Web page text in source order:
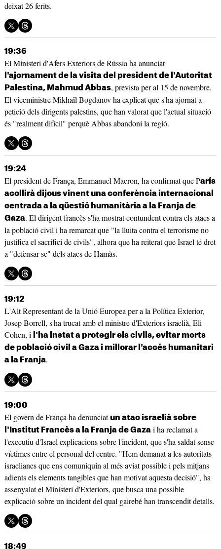
deixat 26 ferits.
19:36
El Ministeri d'Afers Exteriors de Rússia ha anunciat
l'ajornament de la visita del president de l'Autoritat
Palestina, Mahmud Abbas, prevista per al 15 de novembre.
El viceministre Mikhaïl Bogdanov ha explicat que s'ha ajornat a
petició dels dirigents palestins, que han valorat que l'actual situació
és "realment difícil" perquè Abbas abandoni la regió.
19:24
El president de França, Emmanuel Macron, ha confirmat que París
acollirà dijous vinent una conferència internacional
centrada a la qüestió humanitària a la Franja de
Gaza. El dirigent francès s'ha mostrat contundent contra els atacs a
la població civil i ha remarcat que "la lluita contra el terrorisme no
justifica el sacrifici de civils", alhora que ha reiterat que Israel té dret
a "defensar-se" dels atacs de Hamàs.
19:12
L'Alt Representant de la Unió Europea per a la Política Exterior,
Josep Borrell, s'ha trucat amb el ministre d'Exteriors israelià, Eli
Cohen, i
l'ha instat a protegir els civils, evitar morts
de població civil a Gaza i millorar l'accés humanitari
a la Franja.
19:00
El govern de França ha denunciatun atac israelià sobre
l'Institut Francès a la Franja de Gazai ha reclamat a
l'executiu d'Israel explicacions sobre l'incident, que s'ha saldat sense
víctimes entre el personal del centre. "Hem demanat a les autoritats
israelianes que ens comuniquin al més aviat possible i pels mitjans
adients els elements tangibles que han motivat aquesta decisió", ha
assenyalat el Ministeri d'Exteriors, que busca una possible
explicació sobre un incident del qual gairebé han transcendit detalls.
18:49